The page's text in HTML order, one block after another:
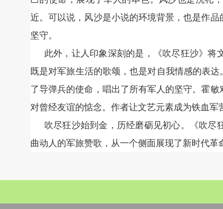
近。可以说，风沙是小说的环境背景，也是作
坚守。
此外，让人印象深刻的是，《吹尽狂沙》将
既是对军旅生活的歌颂，也是对自我情感的表
了导弹兵的使命，唱出了所有军人的坚守。霍
对曾经友谊的惦念。作者让文艺元素成为铁血
吹尽狂沙始到金，历经磨砺见初心。《吹尽
曲动人的军旅赞歌，从一个侧面展现了新时代革